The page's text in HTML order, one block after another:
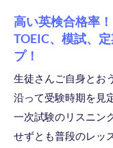
高い英検合格率！
​TOEIC、模試、
プ！
生徒さんご自身とお
沿って受験時期を見
一次試験のリスニン
せずとも普段のレッ